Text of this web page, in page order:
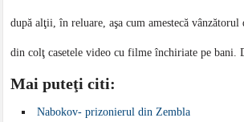
după alţii, în reluare, aşa cum amestecă vânzătorul
din colţ casetele video cu filme închiriate pe bani.
Mai puteţi citi:
Nabokov- prizonierul din Zembla